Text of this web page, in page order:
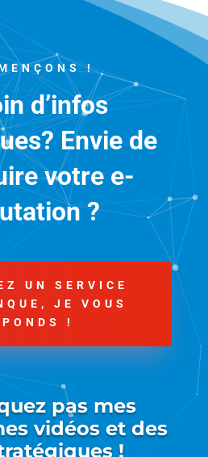
!
d’infos
Envie de
votre e-
?
UN SERVICE
JE VOUS
!
pas mes
vidéos et des
!